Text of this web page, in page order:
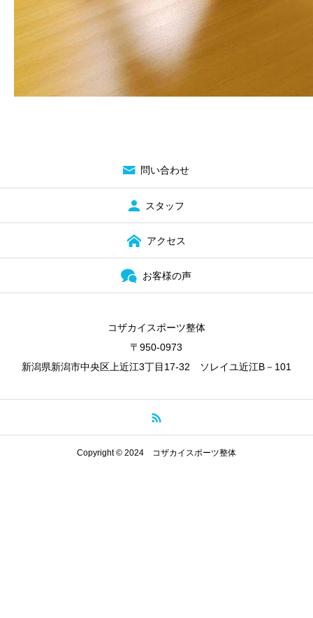
問い合わせ
スタッフ
アクセス
お客様の声
コザカイスポーツ整体
〒950-0973
新潟県新潟市中央区上近江3丁目17-32 ソレイユ近江B－101
Copyright © 2024 コザカイスポーツ整体